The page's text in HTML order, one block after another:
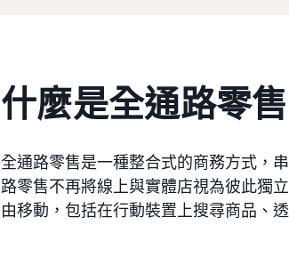
什麼是全通路零
全通路零售是一種整合式的商務方式，
路零售不再將線上與實體店視為彼此獨
由移動，包括在行動裝置上搜尋商品、